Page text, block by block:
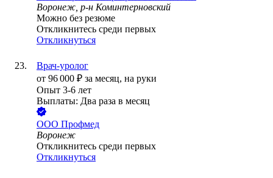
Воронеж, р-н Коминтерновский
Можно без резюме
Откликнитесь среди первых
Откликнуться
Врач-уролог
от 96 000 ₽ за месяц, на руки
Опыт 3-6 лет
Выплаты: Два раза в месяц
ООО Профмед
Воронеж
Откликнитесь среди первых
Откликнуться